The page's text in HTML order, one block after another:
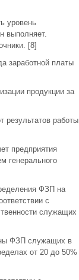
уровень
выполняет.
[8]
заработной платы
продукции за
результатов работы
предприятия
генерального
ФЗП на
с
служащих
ФЗП служащих в
от 20 до 50%